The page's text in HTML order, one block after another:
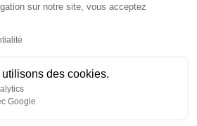
sur notre site, vous acceptez
des cookies.
Google
consent
client